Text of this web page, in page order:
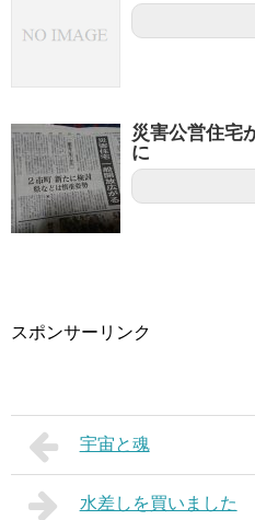
災害公営住宅
に
スポンサーリンク
宇宙と魂
水差しを買いました